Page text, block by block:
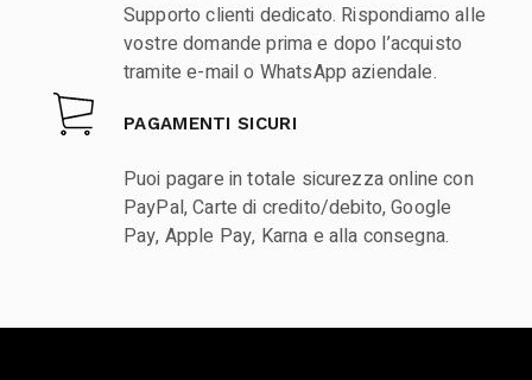
Supporto clienti dedicato. Rispondiamo alle
vostre domande prima e dopo l’acquisto
tramite e-mail o WhatsApp aziendale.
PAGAMENTI SICURI
Puoi pagare in totale sicurezza online con
PayPal, Carte di credito/debito, Google
Pay, Apple Pay, Karna e alla consegna.